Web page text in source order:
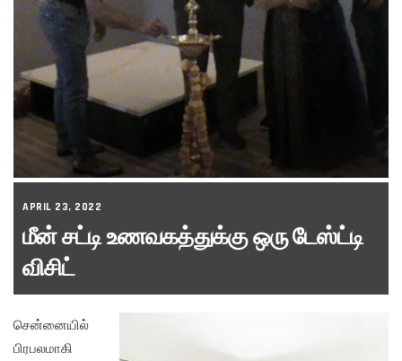
APRIL 23, 2022
மீன் சட்டி உணவகத்துக்கு ஒரு டேஸ்ட்டி
விசிட்
சென்னையில்
பிரபலமாகி